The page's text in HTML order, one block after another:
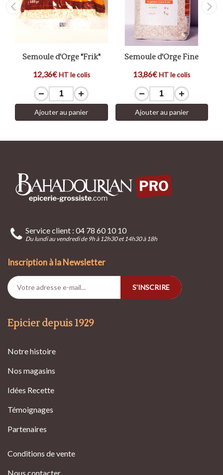
Semoule d'Orge "Frik"
12,36€ HT le colis
Ajouter au panier
Semoule d'Orge Fine
13,86€HT le colis
Ajouter au panier
Service client : 04 78 60 10 10
Du lundi au vendredi de 9h à 12h30 et 14h30 à 18h
Inscription à la Newsletter
S'INSCRIRE
Epicier depuis 1929
Notre histoire
Nos magasins
Idées Recette
Témoignages
Partenaires
Conditions de vente
Nous contacter